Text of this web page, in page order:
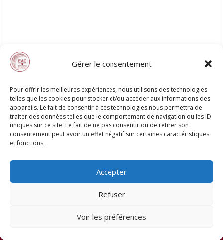
Gérer le consentement
Pour offrir les meilleures expériences, nous utilisons des technologies
telles que les cookies pour stocker et/ou accéder aux informations des
appareils. Le fait de consentir à ces technologies nous permettra de
traiter des données telles que le comportement de navigation ou les ID
uniques sur ce site. Le fait de ne pas consentir ou de retirer son
consentement peut avoir un effet négatif sur certaines caractéristiques
et fonctions.
Accepter
Refuser
Voir les préférences